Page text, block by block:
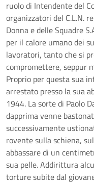
ruolo di Intendente del
organizzatori del C.L.N.
Donna e delle Squadre
per il calore umano dei
lavoratori, tanto che si
compromettere, seppur
Proprio per questa sua
arrestato presso la sua
1944. La sorte di Paolo
dapprima venne
successivamente
rovente sulla schiena,
abbassare di un
sua pelle. Addirittura
torture subite dal